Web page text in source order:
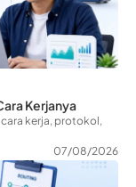
Kerjanya
kerja, protokol,
07/08/2026